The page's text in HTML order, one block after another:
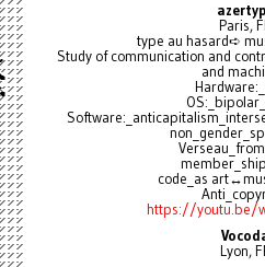
Paris,
type au hasard➪
Study of communication and
and
code_as
https://youtu.be/
Lyon,